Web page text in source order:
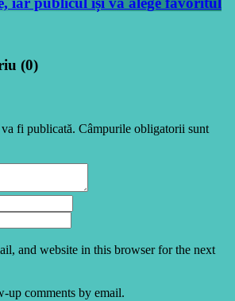
(0)
fi publicată. Câmpurile obligatorii sunt
and website in this browser for the next
comments by email.